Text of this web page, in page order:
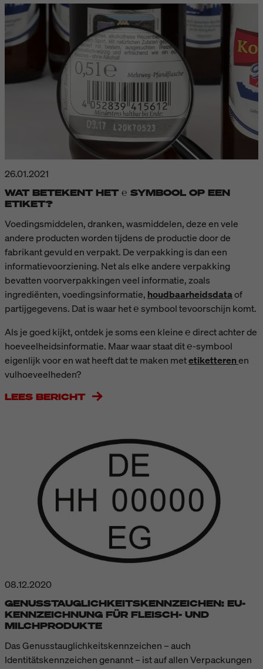
26.01.2021
WAT BETEKENT HET ℮ SYMBOOL OP EEN
ETIKET?
Voedingsmiddelen, dranken, wasmiddelen, deze en vele
andere producten worden tijdens de productie door de
fabrikant gevuld en verpakt. De verpakking is dan een
informatievoorziening. Net als elke andere verpakking
bevatten voorverpakkingen veel informatie, zoals
ingrediënten, voedingsinformatie, houdbaarheidsdataof
partijgegevens. Dat is waar het ℮ symbool tevoorschijn komt.
Als je goed kijkt, ontdek je soms een kleine ℮ direct achter de
hoeveelheidsinformatie. Maar waar staat dit ℮-symbool
eigenlijk voor en wat heeft dat te maken metetiketterenen
vulhoeveelheden?
LEES BERICHT
08.12.2020
GENUSSTAUGLICHKEITSKENNZEICHEN: EU-
KENNZEICHNUNG FÜR FLEISCH- UND
MILCHPRODUKTE
Das Genusstauglichkeitskennzeichen – auch
Identitätskennzeichen genannt – ist auf allen Verpackungen